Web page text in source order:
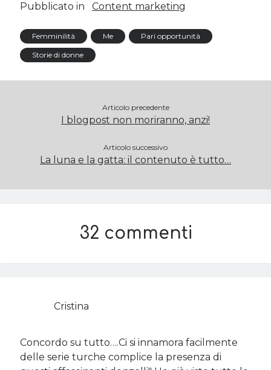
Pubblicato in Content marketing
Femminilità Me Pari opportunità
Storie di donne
Articolo precedente
I blogpost non moriranno, anzi!
Articolo successivo
La luna e la gatta: il contenuto è tutto…
32 commenti
Cristina
Concordo su tutto….Ci si innamora facilmente
delle serie turche complice la presenza di